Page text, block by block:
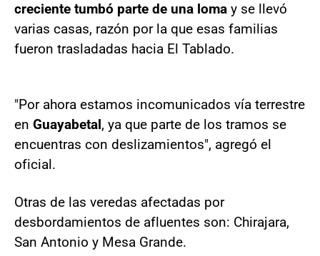
creciente tumbó parte de una loma y se llevó
varias casas, razón por la que esas familias
fueron trasladadas hacia El Tablado.
"Por ahora estamos incomunicados vía terrestre
en Guayabetal, ya que parte de los tramos se
encuentras con deslizamientos", agregó el
oficial.
Otras de las veredas afectadas por
desbordamientos de afluentes son: Chirajara,
San Antonio y Mesa Grande.